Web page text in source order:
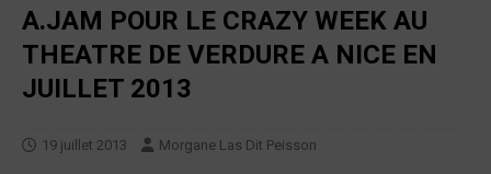
A.JAM POUR LE CRAZY WEEK AU
THEATRE DE VERDURE A NICE EN
JUILLET 2013
19 juillet 2013 Morgane Las Dit Peisson